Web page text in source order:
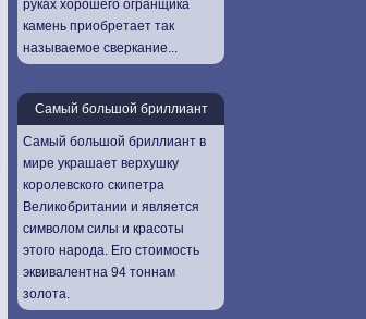
руках хорошего огранщика
камень приобретает так
называемое сверкание...
Самый большой бриллиант
Самый большой бриллиант в
мире украшает верхушку
королевского скипетра
Великобритании и является
символом силы и красоты
этого народа. Его стоимость
эквивалентна 94 тоннам
золота.